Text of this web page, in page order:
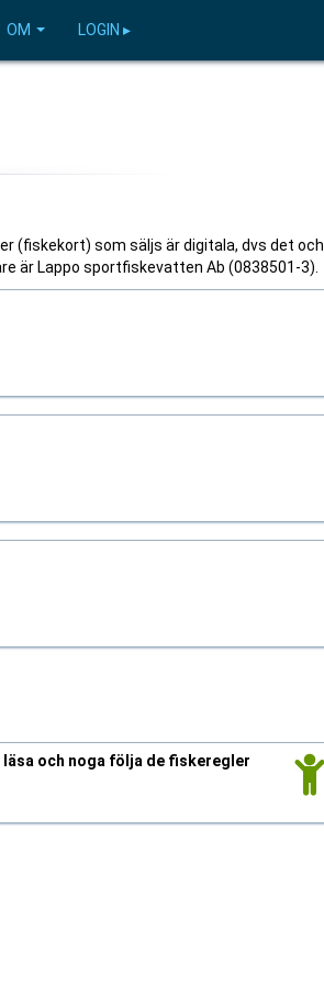
OM LOGIN ▸
(fiskekort) som säljs är digitala, dvs det och
är Lappo sportfiskevatten Ab (0838501-3).
och noga följa de fiskeregler